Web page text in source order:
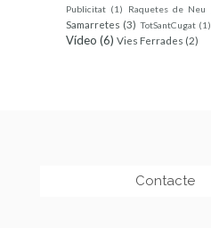
Publicitat (1) Raquetes de Neu
Samarretes (3) TotSantCugat (1)
Vídeo (6) Vies Ferrades (2)
Contacte